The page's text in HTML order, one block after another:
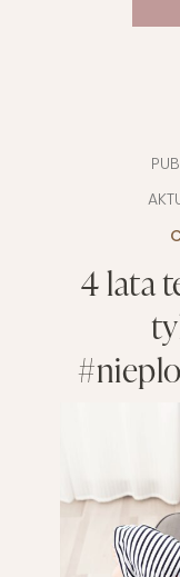
4 lata